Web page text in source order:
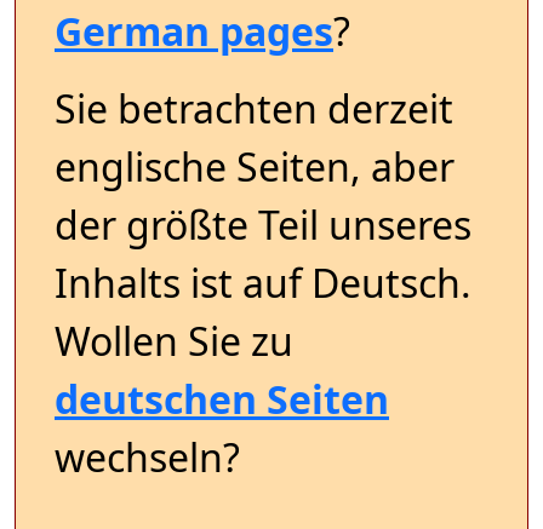
German pages?
Sie betrachten derzeit
englische Seiten, aber
der größte Teil unseres
Inhalts ist auf Deutsch.
Wollen Sie zu
deutschen Seiten
wechseln?